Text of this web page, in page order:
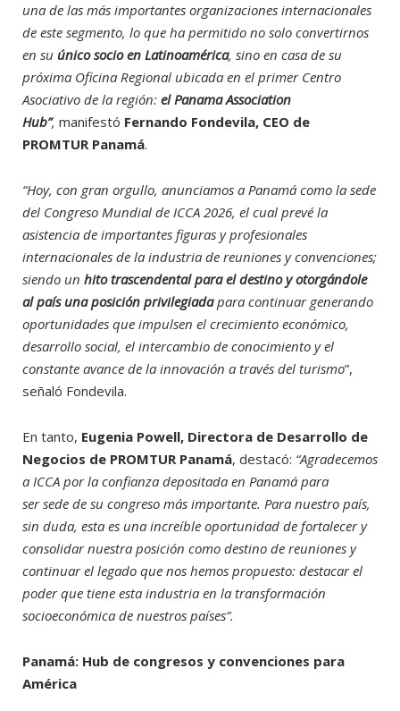
una de las más importantes organizaciones internacionales
de este segmento, lo que ha permitido no solo convertirnos
en su único socio en Latinoamérica, sino en casa de su
próxima Oficina Regional ubicada en el primer Centro
Asociativo de la región: el Panama Association
Hub”, manifestó Fernando Fondevila, CEO de
PROMTUR Panamá.
“Hoy, con gran orgullo, anunciamos a Panamá como la sede
del Congreso Mundial de ICCA 2026, el cual prevé la
asistencia de importantes figuras y profesionales
internacionales de la industria de reuniones y convenciones;
siendo un hito trascendental para el destino y otorgándole
al país una posición privilegiadapara continuar generando
oportunidades que impulsen el crecimiento económico,
desarrollo social, el intercambio de conocimiento y el
constante avance de la innovación a través del turismo”,
señaló Fondevila.
En tanto, Eugenia Powell, Directora de Desarrollo de
Negocios de PROMTUR Panamá, destacó: “Agradecemos
a ICCA por la confianza depositada en Panamá para
ser sede de su congreso más importante. Para nuestro país,
sin duda, esta es una increíble oportunidad de fortalecer y
consolidar nuestra posición como destino de reuniones y
continuar el legado que nos hemos propuesto: destacar el
poder que tiene esta industria en la transformación
socioeconómica de nuestros países”.
Panamá: Hub de congresos y convenciones para
América